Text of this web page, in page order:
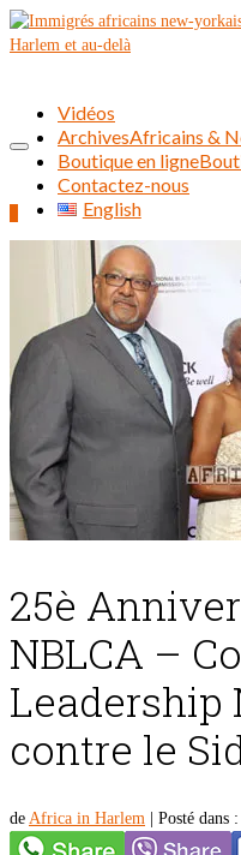
Rechercher :
Vidéos
ArchivesAfricains &
Boutique en ligne
Contactez-nous
English
25è
NBLCA –
Leadership
contre le
de Africa in Harlem Posté dans :